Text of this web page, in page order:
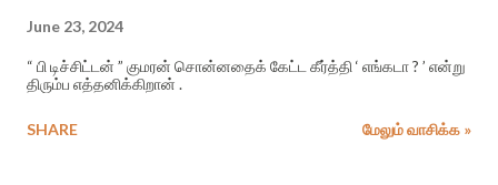
June 23, 2024
“ பி டிச்சிட்டன் ” குமரன் சொன்னதைக் கேட்ட கீர்த்தி ‘ எங்கடா ? ’ என்று
திரும்ப எத்தனிக்கிறான் .
SHARE மேலும் வாசிக்க »